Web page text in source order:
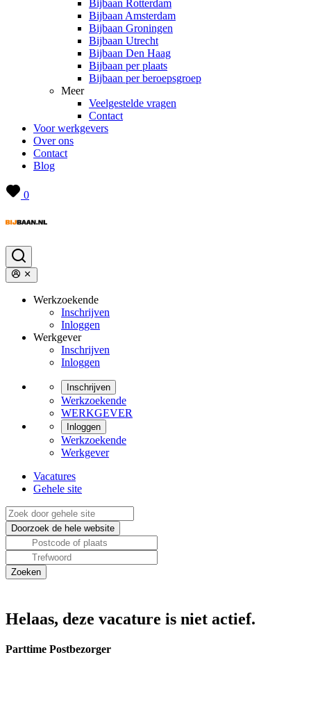
Bijbaan Rotterdam
Bijbaan Amsterdam
Bijbaan Groningen
Bijbaan Utrecht
Bijbaan Den Haag
Bijbaan per plaats
Bijbaan per beroepsgroep
Meer
Veelgestelde vragen
Contact
Voor werkgevers
Over ons
Contact
Blog
0
Werkzoekende
Inschrijven
Inloggen
Werkgever
Inschrijven
Inloggen
Inschrijven
Werkzoekende
WERKGEVER
Inloggen
Werkzoekende
Werkgever
Vacatures
Gehele site
Helaas, deze vacature is niet actief.
Parttime Postbezorger